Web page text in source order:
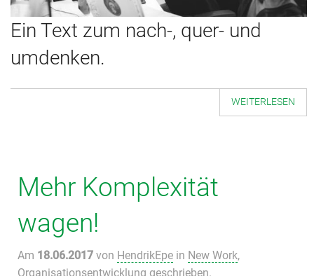
Ein Text zum nach-, quer- und
umdenken.
WEITERLESEN
Mehr Komplexität
wagen!
Am 18.06.2017 von HendrikEpe in New Work,
Organisationsentwicklung geschrieben.